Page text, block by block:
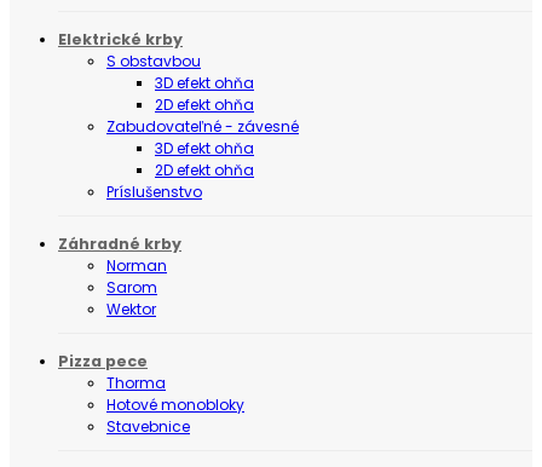
Elektrické krby
S obstavbou
3D efekt ohňa
2D efekt ohňa
Zabudovateľné - závesné
3D efekt ohňa
2D efekt ohňa
Príslušenstvo
Záhradné krby
Norman
Sarom
Wektor
Pizza pece
Thorma
Hotové monobloky
Stavebnice